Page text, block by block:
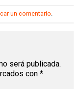
un comentario.
será publicada.
con *